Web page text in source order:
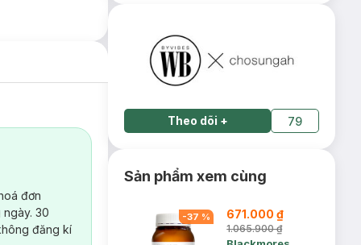
đơn
30
đăng kí
Theo dõi + 79
Sản phẩm xem cùng
-37 % 671.000 ₫
1.065.900 ₫